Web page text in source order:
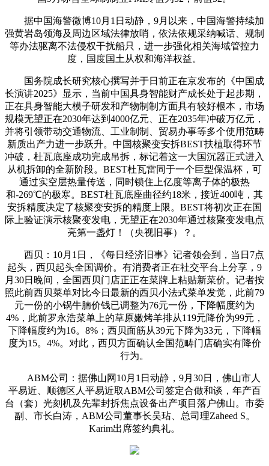
据中国海警微博10月1日动静，9月以来，中国海警持续加
强黄岩岛领海及周边区域法律放哨，依法依规采纳喊话、规制
等办法驱离不法侵权干扰船只，进一步强化相关海域管控力
度，国度国土从权和海洋权益。
国务院成长研究核心撰写并于日前正在京发布的《中国成
长演讲2025》显示，当前中国具身智能财产成长处于起步期，
正在具身智能大模子研发和产物制制方面具有较好根本，市场
规模无望正在2030年达到4000亿元、正在2035年冲破万亿元，
并将引领带动交通物流、工业制制、贸易办事等多个使用范畴
新质出产力进一步跃升。中国核聚变安拆BEST扶植取得环节
冲破，杜瓦底座成功完成吊拆，标记着这一大国沉器正式进入
从机拆卸的全新阶段。BEST杜瓦雷同于一个巨型保温杯，可
通过实空层热量传送，同时锁住上亿度等离子体的极热
和-269℃的极寒。BEST杜瓦底座曲径约18米，接近400吨，其
安拆精度决定了核聚变安拆的精度上限。BEST将初次正在国
际上验证演示核聚变发电，无望正在2030年通过核聚变发电点
亮第一盏灯！（央视旧事）？。
西贝：10月1日，《每日经济旧事》记者领会到，当日7点
起头，西贝起头全国调价。有消费者正在社交平台上分享，9
月30日晚间，全国西贝门店正正在菜牌上粘贴新菜价。记者按
照此前西贝菜单对比今日最新的西贝小法式菜单发觉，此前79
元一份的小锅牛腩价钱已调整为76元一份，下降幅度约为
4%，此前罗永浩菜单上的草原嫩烤羊排从119元降价为99元，
下降幅度约为16。8%；西贝面筋从39元下降为33元，下降幅
度为15。4%。对此，西贝方面确认全国范畴门店确实有降价
行为。
ABM公司：据佛山网10月1日动静，9月30日，佛山市人
平易近、顺德区人平易近取ABM公司签定合做和谈，年产百
台（套）光刻机及先辈封拆焦点设备出产项目落户佛山。市委
副、市长白涛，ABM公司董事长吴玷、总司理Zaheed S。
Karim出席签约典礼。